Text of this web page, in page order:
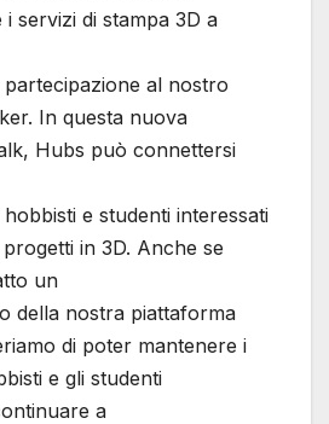
servizi di stampa 3D a
al nostro
In questa nuova
Hubs può connettersi
e studenti interessati
in 3D. Anche se
un
della nostra piattaforma
di poter mantenere i
e gli studenti
a